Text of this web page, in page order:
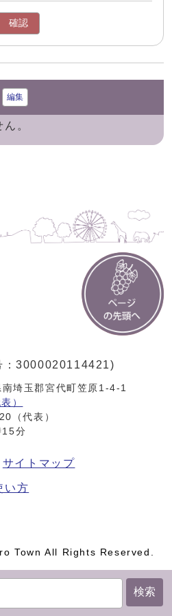
検索
確認
編集
。
：3000020114421)
埼玉郡宮代町笠原1-4-1
）
（代表）
15分
サイトマップ
い方
Town All Rights Reserved.